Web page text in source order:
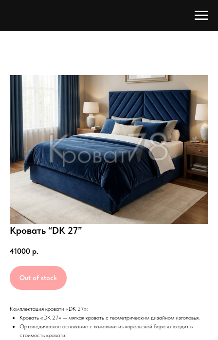
Кровать “DK 27”
41000 р.
Out of stock
Комплектация кровати «DK 27»:
Кровать «DK 27» — мягкая кровать с геометрическим дизайном изголовья.
Ортопедическое основание с ламелями из карельской березы входит в
стоимость кровати.